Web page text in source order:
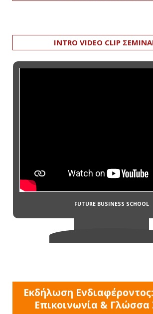
INTRO VIDEO CLIP
Εκδήλωση
Επικοινωνία &